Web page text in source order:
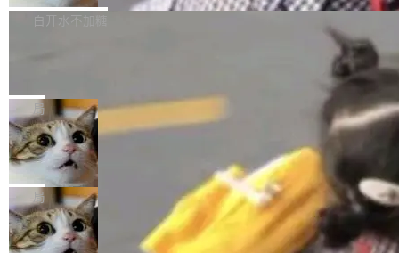
技术判断。 两行 prompt 就能个性化任何软件 C
ness 的内测，可以回复或私信联系我。请附上
Harness 负责把能力落到真实环境中——调用工
具、读写文件、管理上下文、处理错误、完成闭
环。崔添翼招人的标...
型的预览版本 SenseNova U1.5-Lite-Preview。
理解、推理、生成与编辑，还仅以 8B-MoT 的轻
量大小，将能力推进到4K、更精细的真实质感、
更复杂的视觉控制和可持续迭代编辑。 相比 U
1，U1.5-Lite-Preview 在以下方向上带来了显著
提升： 原生支持4K图像生成； 更精细的局部纹
理、细节与真实世界质感； 更准确的中英文文字
生成与复杂版式组织； 更稳定的图...
白开水不加糖
nap。这次是 hwctl——一个用来检查 Ubuntu
硬件认证状态的命令行工具。 Canonical 工程师
Alan Griffiths 在邮件列表中说得很直白：「hwc
tl 是一个 Ubuntu 专有的包，它和它的依赖项都
是 Ubuntu 专有的，不会用在其他发行版上。」
所以 deb 版本的受众实际上为零。既然只有 Ub
untu 用户在用，那用 snap 打包就没什么可纠结
局
Dario Amodei 担心新人来 Anthropic
只为金钱，不为使命
顶级 AI 研究员在两家公司之间来回跳，中间只
隔了几天。 Lilian Weng 上周刚宣布因健康原因
离开 Thinking Machines Lab，说自己作为联合
创始人的角色「太累了」。几天后，The Inform
局
FFmpeg 9.0 发布